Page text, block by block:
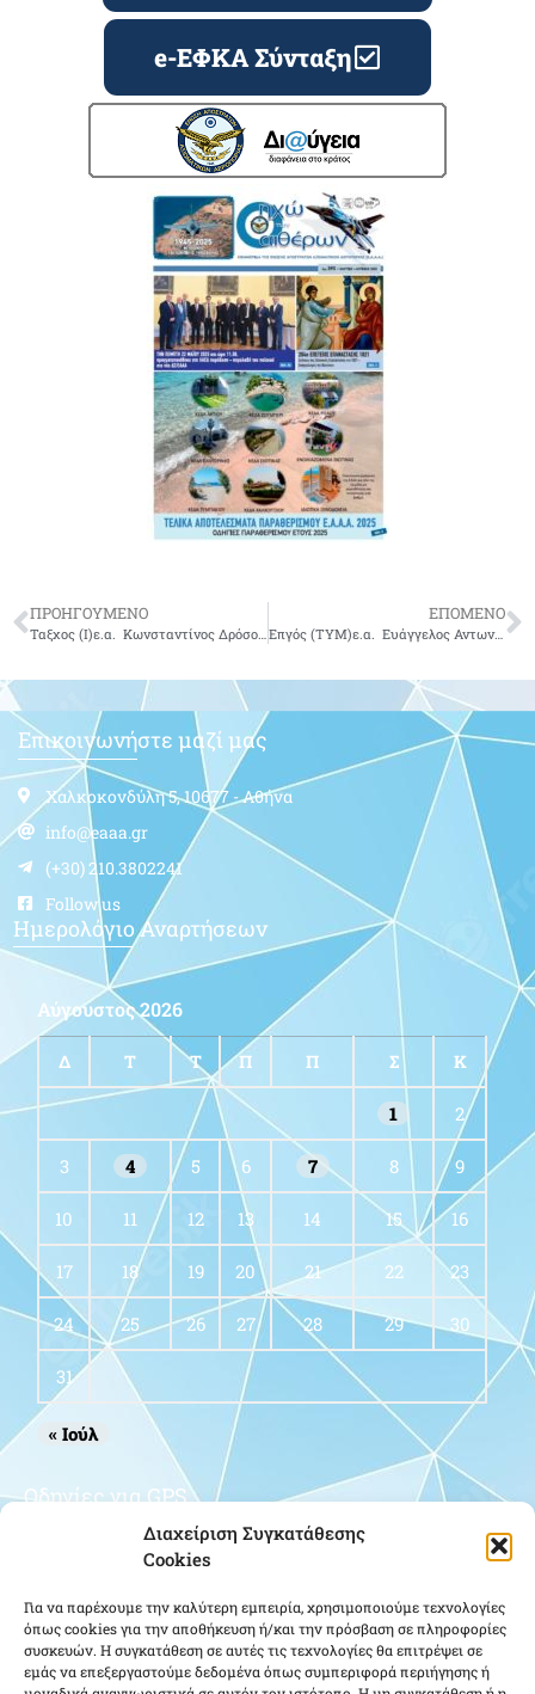
Διαχείριση Συγκατάθεσης
Cookies
Για να παρέχουμε την καλύτερη εμπειρία, χρησιμοποιούμε τεχνολογίες
όπως cookies για την αποθήκευση ή/και την πρόσβαση σε πληροφορίες
συσκευών. Η συγκατάθεση σε αυτές τις τεχνολογίες θα επιτρέψει σε
εμάς να επεξεργαστούμε δεδομένα όπως συμπεριφορά περιήγησης ή
e-ΕΦΚΑ Σύνταξη
ΠΡΟΗΓΟΥΜΕΝΟ
Ταξχος (Ι)ε.α. Κωνσταντίνος Δρόσος του Δημητρίου-δεν είναι πια μαζί μας
ΕΠΟΜΕΝΟ
Επγός (ΤΥΜ)ε.α. Ευάγγελος Αντωνίου του Γεωργίου-δεν είναι πια μαζί μας
Επικοινωνήστε μαζί μας
Χαλκοκονδύλη 5, 10677 - Αθήνα
info@eaaa.gr
(+30) 210.3802241
Follow us
Ημερολόγιο Αναρτήσεων
Αύγουστος 2026
Δ Τ Τ Π Π Σ Κ
1 2
3 4 5 6 7 8 9
10 11 12 13 14 15 16
17 18 19 20 21 22 23
24 25 26 27 28 29 30
31
« Ιούλ
Οδηγίες για GPS